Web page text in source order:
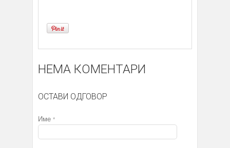
НЕМА КОМЕНТАРИ
ОСТАВИ ОДГОВОР
Име *